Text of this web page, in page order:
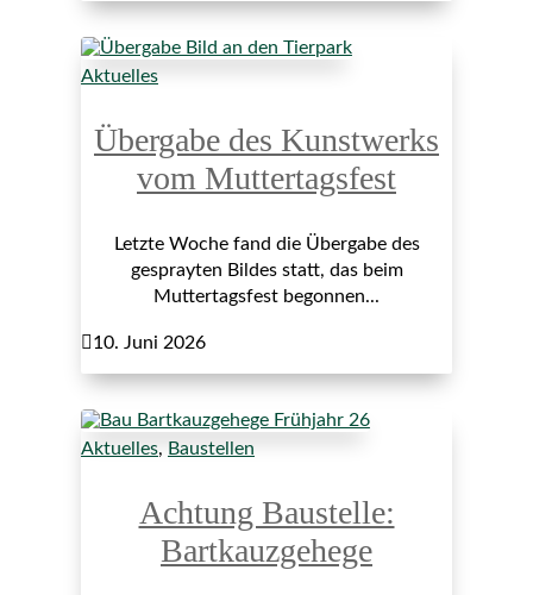
Aktuelles
Übergabe des Kunstwerks
vom Muttertagsfest
Letzte Woche fand die Übergabe des
gesprayten Bildes statt, das beim
Muttertagsfest begonnen...
10. Juni 2026
Aktuelles, Baustellen
Achtung Baustelle:
Bartkauzgehege